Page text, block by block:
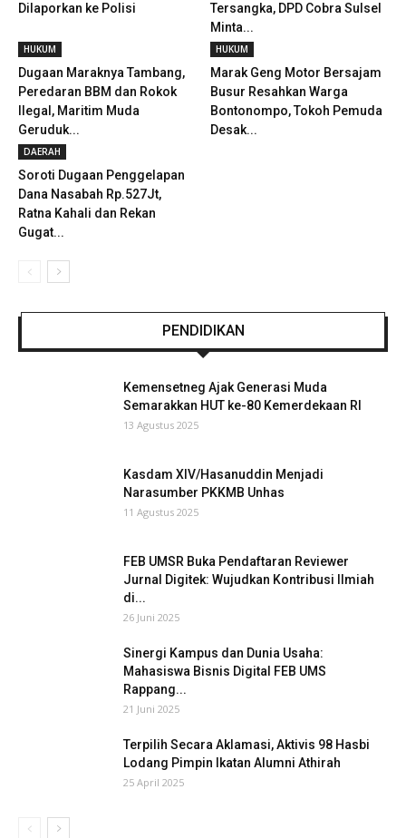
Dilaporkan ke Polisi
Tersangka, DPD Cobra Sulsel
Minta...
HUKUM
Dugaan Maraknya Tambang,
Peredaran BBM dan Rokok
Ilegal, Maritim Muda
Geruduk...
HUKUM
Marak Geng Motor Bersajam
Busur Resahkan Warga
Bontonompo, Tokoh Pemuda
Desak...
DAERAH
Soroti Dugaan Penggelapan
Dana Nasabah Rp.527Jt,
Ratna Kahali dan Rekan
Gugat...
PENDIDIKAN
Kemensetneg Ajak Generasi Muda
Semarakkan HUT ke-80 Kemerdekaan RI
13 Agustus 2025
Kasdam XIV/Hasanuddin Menjadi
Narasumber PKKMB Unhas
11 Agustus 2025
FEB UMSR Buka Pendaftaran Reviewer
Jurnal Digitek: Wujudkan Kontribusi Ilmiah
di...
26 Juni 2025
Sinergi Kampus dan Dunia Usaha:
Mahasiswa Bisnis Digital FEB UMS
Rappang...
21 Juni 2025
Terpilih Secara Aklamasi, Aktivis 98 Hasbi
Lodang Pimpin Ikatan Alumni Athirah
25 April 2025